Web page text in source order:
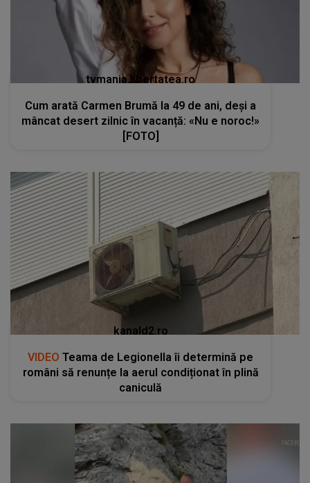
tvmania.libertatea.ro
Cum arată Carmen Brumă la 49 de ani, deși a
mâncat desert zilnic în vacanță: «Nu e noroc!»
[FOTO]
kanald2.ro
VIDEO Teama de Legionella îi determină pe
români să renunțe la aerul condiționat în plină
caniculă